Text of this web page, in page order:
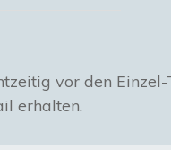
vor den
erhalten.